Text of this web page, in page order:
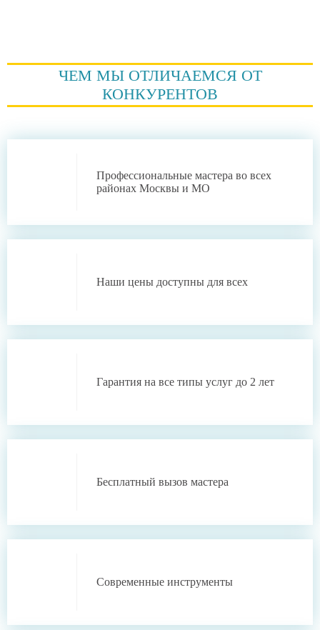
ЧЕМ МЫ ОТЛИЧАЕМСЯ ОТ
КОНКУРЕНТОВ
Профессиональные мастера во всех
районах Москвы и МО
Наши цены доступны для всех
Гарантия на все типы услуг до 2 лет
Бесплатный вызов мастера
Современные инструменты